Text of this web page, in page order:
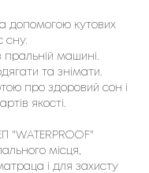
допомогою кутових
сну.
машині.
та знімати.
про здоровий сон і
якості.
"WATERPROOF"
місця,
і для захисту